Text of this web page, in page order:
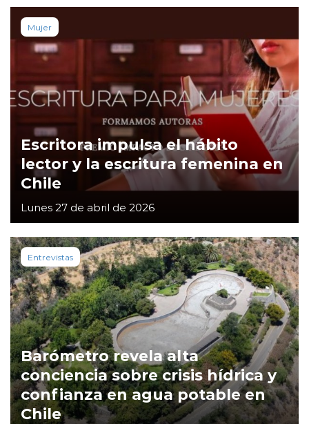
Mujer
Escritora impulsa el hábito
lector y la escritura femenina en
Chile
Lunes 27 de abril de 2026
Entrevistas
Barómetro revela alta
conciencia sobre crisis hídrica y
confianza en agua potable en
Chile